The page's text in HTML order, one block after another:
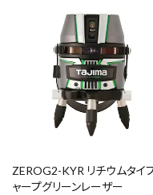
ZEROG2-KYR リチウムタイ
ャープグリーンレーザー